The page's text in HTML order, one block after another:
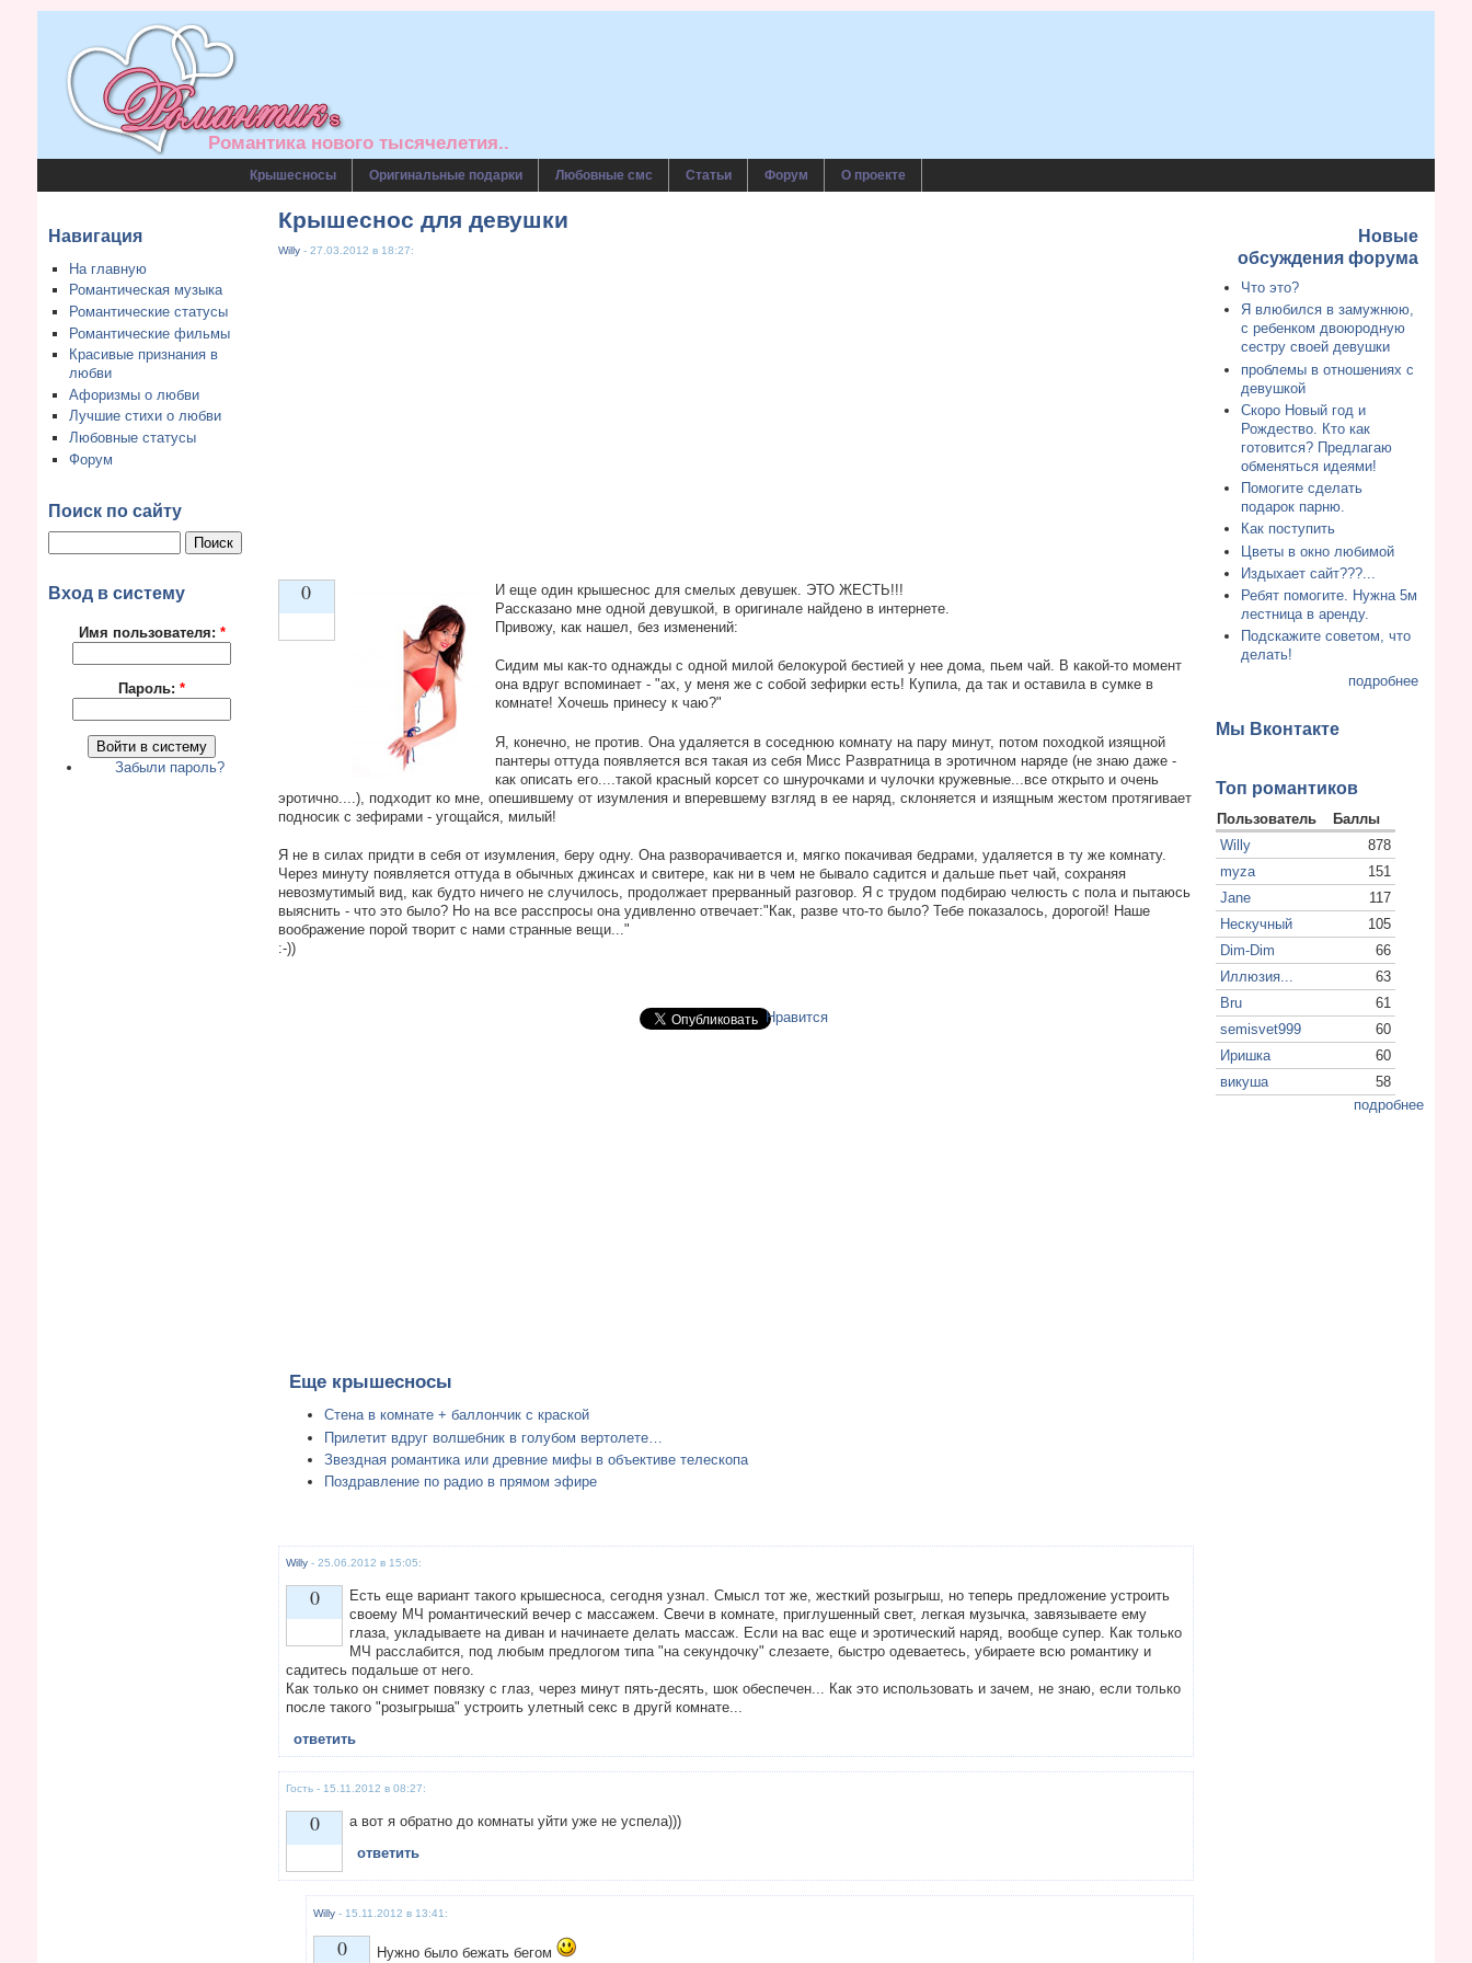
Романтика нового тысячелетия..
Крышесносы Оригинальные подарки Любовные смс Статьи Форум О проекте
Навигация
На главную
Романтическая музыка
Романтические статусы
Романтические фильмы
Красивые признания в
любви
Афоризмы о любви
Лучшие стихи о любви
Любовные статусы
Форум
Поиск по сайту
Вход в систему
Имя пользователя: *
Пароль:*
Забыли пароль?
Крышеснос для девушки
Willy- 27.03.2012 в 18:27:
0
И еще один крышеснос для смелых девушек. ЭТО ЖЕСТЬ!!!
Рассказано мне одной девушкой, в оригинале найдено в интернете.
Привожу, как нашел, без изменений:
Сидим мы как-то однажды с одной милой белокурой бестией у нее дома, пьем чай. В какой-то момент
она вдруг вспоминает - "ах, у меня же с собой зефирки есть! Купила, да так и оставила в сумке в
комнате! Хочешь принесу к чаю?"
Я, конечно, не против. Она удаляется в соседнюю комнату на пару минут, потом походкой изящной
пантеры оттуда появляется вся такая из себя Мисс Развратница в эротичном наряде (не знаю даже -
как описать его....такой красный корсет со шнурочками и чулочки кружевные...все открыто и очень
эротично....), подходит ко мне, опешившему от изумления и вперевшему взгляд в ее наряд, склоняется и изящным жестом протягивает
подносик с зефирами - угощайся, милый!
Я не в силах придти в себя от изумления, беру одну. Она разворачивается и, мягко покачивая бедрами, удаляется в ту же комнату.
Через минуту появляется оттуда в обычных джинсах и свитере, как ни в чем не бывало садится и дальше пьет чай, сохраняя
невозмутимый вид, как будто ничего не случилось, продолжает прерванный разговор. Я с трудом подбираю челюсть с пола и пытаюсь
выяснить - что это было? Но на все расспросы она удивленно отвечает:"Как, разве что-то было? Тебе показалось, дорогой! Наше
воображение порой творит с нами странные вещи..."
:-))
Нравится
Еще крышесносы
Стена в комнате + баллончик с краской
Прилетит вдруг волшебник в голубом вертолете…
Звездная романтика или древние мифы в объективе телескопа
Поздравление по радио в прямом эфире
Willy - 25.06.2012 в 15:05:
0
Есть еще вариант такого крышесноса, сегодня узнал. Смысл тот же, жесткий розыгрыш, но теперь предложение устроить
своему МЧ романтический вечер с массажем. Свечи в комнате, приглушенный свет, легкая музычка, завязываете ему
глаза, укладываете на диван и начинаете делать массаж. Если на вас еще и эротический наряд, вообще супер. Как только
МЧ расслабится, под любым предлогом типа "на секундочку" слезаете, быстро одеваетесь, убираете всю романтику и
садитесь подальше от него.
Как только он снимет повязку с глаз, через минут пять-десять, шок обеспечен... Как это использовать и зачем, не знаю, если только
после такого "розыгрыша" устроить улетный секс в другй комнате...
ответить
Гость - 15.11.2012 в 08:27:
0
Vote up!
а вот я обратно до комнаты уйти уже не успела)))
ответить
Willy - 15.11.2012 в 13:41:
0 Нужно было бежать бегом
Новые
обсуждения форума
Что это?
Я влюбился в замужнюю,
с ребенком двоюродную
сестру своей девушки
проблемы в отношениях с
девушкой
Скоро Новый год и
Рождество. Кто как
готовится? Предлагаю
обменяться идеями!
Помогите сделать
подарок парню.
Как поступить
Цветы в окно любимой
Издыхает сайт???...
Ребят помогите. Нужна 5м
лестница в аренду.
Подскажите советом, что
делать!
подробнее
Мы Вконтакте
Топ романтиков
Пользователь
Баллы
Willy
878
myza
151
Jane
117
Нескучный
105
Dim-Dim
66
Иллюзия...
63
Bru
61
semisvet999
60
Иришка
60
викуша
58
подробнее